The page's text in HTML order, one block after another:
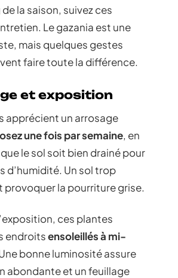
la saison, suivez ces
Le gazania est une
mais quelques gestes
faire toute la différence.
et exposition
apprécient un arrosage
une fois par semaine, en
le sol soit bien drainé pour
d’humidité. Un sol trop
provoquer la pourriture grise.
ces plantes
endroitsensoleillés à mi-
bonne luminosité assure
abondante et un feuillage